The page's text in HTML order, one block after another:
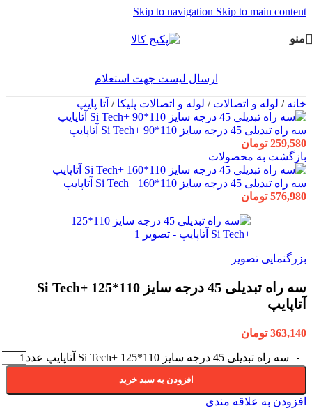
Skip to navigation Skip to main content
منو
ارسال لیست جهت استعلام
خانه/ لوله و اتصالات/ لوله و اتصالات پلیکا/ آتا پایپ
سه راه تبدیلی 45 درجه سایز 110*90 +Si Tech آتاپایپ
259,580 تومان
بازگشت به محصولات
سه راه تبدیلی 45 درجه سایز 110*160 +Si Tech آتاپایپ
576,980 تومان
بزرگنمایی تصویر
سه راه تبدیلی 45 درجه سایز 110*125 +Si Tech
آتاپایپ
363,140 تومان
سه راه تبدیلی 45 درجه سایز 110*125 +Si Tech آتاپایپ عدد
افزودن به سبد خرید
افزودن به علاقه مندی